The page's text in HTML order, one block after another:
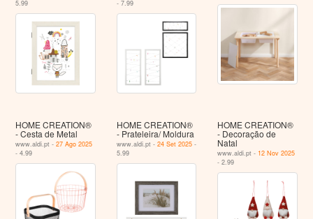
5.99
- 7.99
HOME CREATION®
- Cesta de Metal
www.aldi.pt -27 Ago 2025
- 4.99
HOME CREATION®
- Prateleira/ Moldura
www.aldi.pt - 24 Set 2025-
5.99
HOME CREATION®
- Decoração de
Natal
www.aldi.pt - 12 Nov 2025
- 2.99